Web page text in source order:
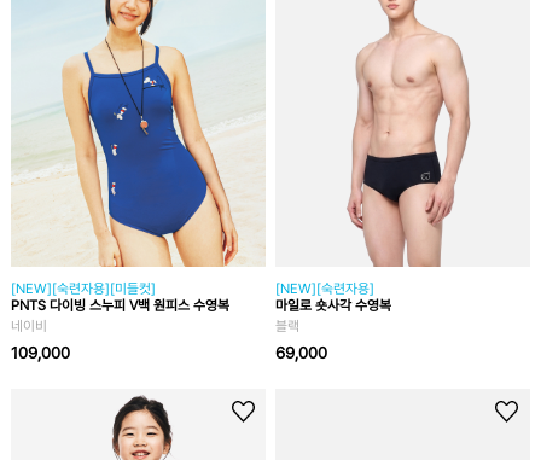
[NEW][숙련자용][미들컷]
PNTS 다이빙 스누피 V백 원피스 수영복
네이비
109,000
[NEW][숙련자용]
마일로 숏사각 수영복
블랙
69,000